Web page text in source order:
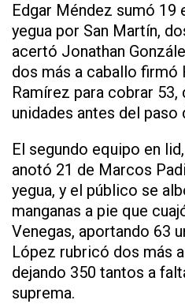
Edgar Méndez sumó 19
yegua por San Martín,
acertó Jonathan
dos más a caballo firmó
Ramírez para cobrar
unidades antes del paso
El segundo equipo en
anotó 21 de Marcos
yegua, y el público se
manganas a pie que
Venegas, aportando 63
López rubricó dos más
dejando 350 tantos a
suprema.